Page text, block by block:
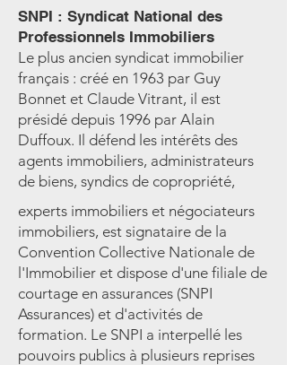
SNPI : Syndicat National des
Professionnels Immobiliers
Le plus ancien syndicat immobilier
français : créé en 1963 par Guy
Bonnet et Claude Vitrant, il est
présidé depuis 1996 par Alain
Duffoux. Il défend les intérêts des
agents immobiliers, administrateurs
de biens, syndics de copropriété,
experts immobiliers et négociateurs
immobiliers, est signataire de la
Convention Collective Nationale de
l'Immobilier et dispose d'une filiale de
courtage en assurances (SNPI
Assurances) et d'activités de
formation. Le SNPI a interpellé les
pouvoirs publics à plusieurs reprises